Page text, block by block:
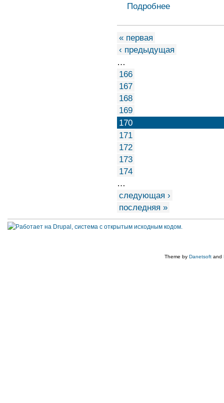
Подробнее
« первая
‹ предыдущая
…
166
167
168
169
170
171
172
173
174
…
следующая ›
последняя »
Theme by Danetsoft and